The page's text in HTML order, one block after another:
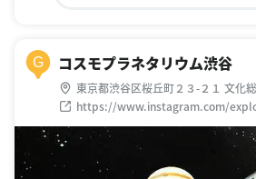
G コスモプラネタリウム渋谷
東京都渋谷区桜丘町２３-２１ 文化
https://www.instagram.com/